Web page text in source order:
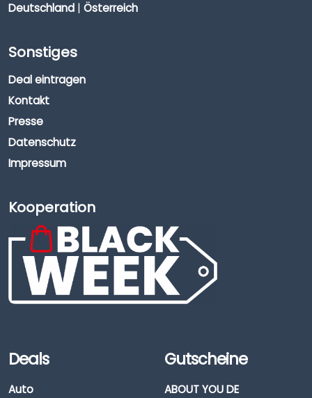
Deutschland | Österreich
Sonstiges
Deal eintragen
Kontakt
Presse
Datenschutz
Impressum
Kooperation
Deals
Auto
Gutscheine
ABOUT YOU DE